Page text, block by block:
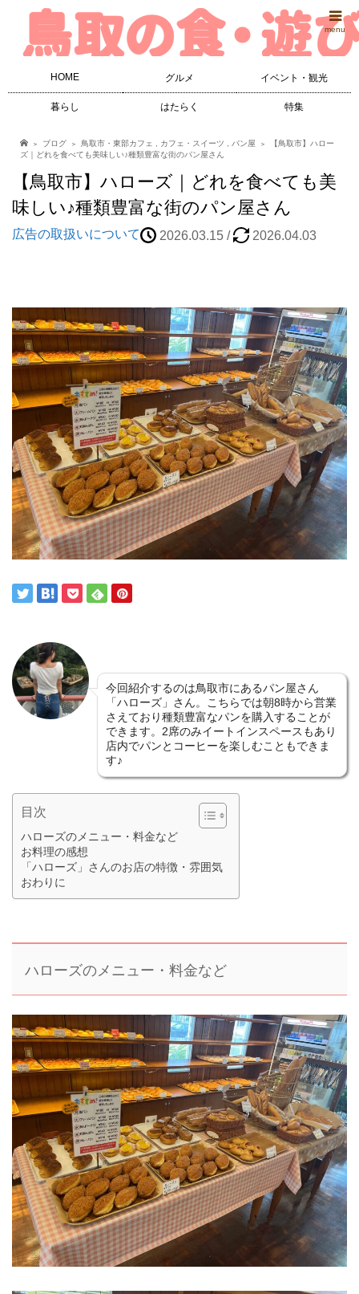
menu
HOME グルメ イベント・観光
暮らし はたらく 特集
ブログ 鳥取市・東部カフェ カフェ・スイーツ パン屋
【鳥取市】ハロー
ズ｜どれを食べても美味しい♪種類豊富な街のパン屋さん
【鳥取市】ハローズ｜どれを食べても美
味しい♪種類豊富な街のパン屋さん
広告の取扱いについて 2026.03.15 / 2026.04.03
今回紹介するのは鳥取市にあるパン屋さん
「ハローズ」さん。こちらでは朝8時から営業
さえており種類豊富なパンを購入することが
できます。2席のみイートインスペースもあり
店内でパンとコーヒーを楽しむこともできま
す♪
目次
ハローズのメニュー・料金など
お料理の感想
「ハローズ」さんのお店の特徴・雰囲気
おわりに
ハローズのメニュー・料金など